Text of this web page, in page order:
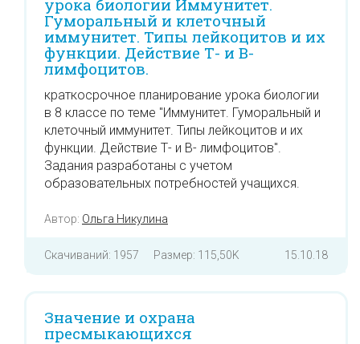
урока биологии Иммунитет.
Гуморальный и клеточный
иммунитет. Типы лейкоцитов и их
функции. Действие Т- и В-
лимфоцитов.
краткосрочное планирование урока биологии
в 8 классе по теме "Иммунитет. Гуморальный и
клеточный иммунитет. Типы лейкоцитов и их
функции. Действие Т- и В- лимфоцитов".
Задания разработаны с учетом
образовательных потребностей учащихся.
Автор: Ольга Никулина
Скачиваний: 1957 Размер: 115,50K 15.10.18
Значение и охрана
пресмыкающихся